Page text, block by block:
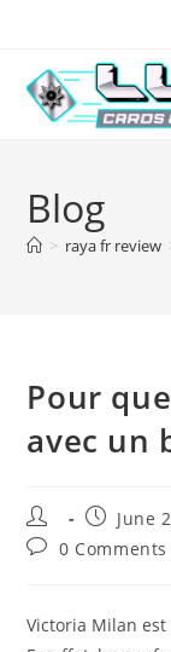
content
Blog
> raya fr review
Pour
avec un
Post
author:
Post
published:
June
Post0 Comments
Victoria Milan